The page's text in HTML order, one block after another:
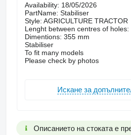
Availability: 18/05/2026
PartName: Stabiliser
Style: AGRICULTURE TRACTOR
Lenght between centres of holes:
Dimentions: 355 mm
Stabiliser
To fit many models
Please check by photos
Искане за
Описанието на стоката е